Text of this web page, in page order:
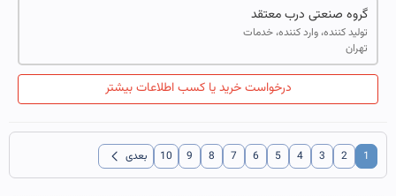
گروه صنعتی درب معتقد
تولید کننده، وارد کننده، خدمات
تهران
درخواست خرید یا کسب اطلاعات بیشتر
1
2
3
4
5
6
7
8
9
10 بعدی chevron_left